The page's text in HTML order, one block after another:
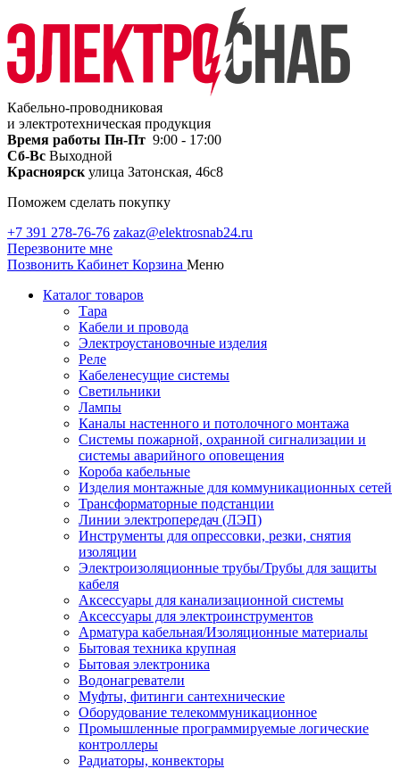
Кабельно-проводниковая
и электротехническая продукция
Время работы Пн-Пт 9:00 - 17:00
Сб-Вс Выходной
Красноярск улица Затонская, 46с8
Поможем сделать покупку
+7 391 278-76-76 zakaz@elektrosnab24.ru
Перезвоните мне
Позвонить Кабинет Корзина Меню
Каталог товаров
Тара
Кабели и провода
Электроустановочные изделия
Реле
Кабеленесущие системы
Светильники
Лампы
Каналы настенного и потолочного монтажа
Системы пожарной, охранной сигнализации и
системы аварийного оповещения
Короба кабельные
Изделия монтажные для коммуникационных сетей
Трансформаторные подстанции
Линии электропередач (ЛЭП)
Инструменты для опрессовки, резки, снятия
изоляции
Электроизоляционные трубы/Трубы для защиты
кабеля
Аксессуары для канализационной системы
Аксессуары для электроинструментов
Арматура кабельная/Изоляционные материалы
Бытовая техника крупная
Бытовая электроника
Водонагреватели
Муфты, фитинги сантехнические
Оборудование телекоммуникационное
Промышленные программируемые логические
контроллеры
Радиаторы, конвекторы